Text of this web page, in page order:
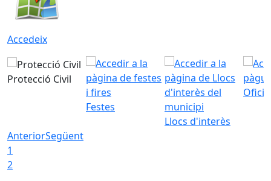
Accedeix
Protecció Civil
Festes
Llocs d'interès
AnteriorSegüent
1
2